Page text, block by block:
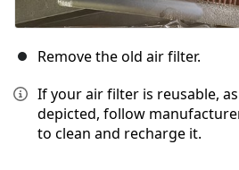
Remove the old air filter.
If your air filter is reusable,
depicted, follow
to clean and recharge it.